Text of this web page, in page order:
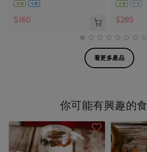
全素 冷藏
$160
全素 常溫
$285
看更多產品
你可能有興趣的